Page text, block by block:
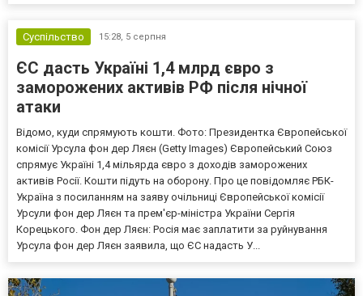
Суспільство 15:28, 5 серпня
ЄС дасть Україні 1,4 млрд євро з
заморожених активів РФ після нічної
атаки
Відомо, куди спрямують кошти. Фото: Президентка Європейської
комісії Урсула фон дер Ляєн (Getty Images) Європейський Союз
спрямує Україні 1,4 мільярда євро з доходів заморожених
активів Росії. Кошти підуть на оборону. Про це повідомляє РБК-
Україна з посиланням на заяву очільниці Європейської комісії
Урсули фон дер Ляєн та прем'єр-міністра України Сергія
Корецького. Фон дер Ляєн: Росія має заплатити за руйнування
Урсула фон дер Ляєн заявила, що ЄС надасть У...